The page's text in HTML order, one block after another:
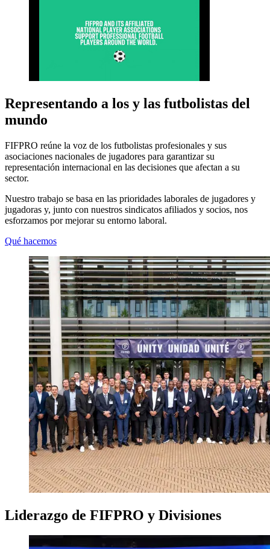
Representando a los y las futbolistas del
mundo
FIFPRO reúne la voz de los futbolistas profesionales y sus
asociaciones nacionales de jugadores para garantizar su
representación internacional en las decisiones que afectan a su
sector.
Nuestro trabajo se basa en las prioridades laborales de jugadores y
jugadoras y, junto con nuestros sindicatos afiliados y socios, nos
esforzamos por mejorar su entorno laboral.
Qué hacemos
Liderazgo de FIFPRO y Divisiones